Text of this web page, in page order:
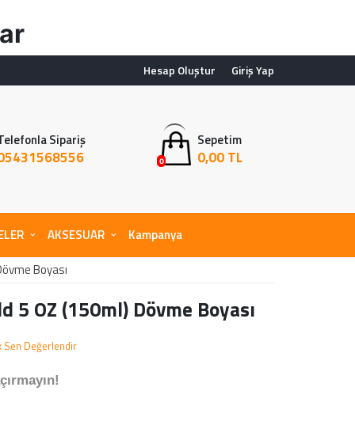
Giriş Yap
Hesap Oluştur
Sipariş
0
Sepetim
0,00 TL
AKSESUAR
Kampanya
Boyası
5 OZ (150ml) Dövme Boyası
Sen Değerlendir